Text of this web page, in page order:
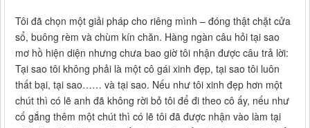
Tôi đã chọn một giải pháp cho riêng mình – đóng thật chặt cửa
sổ, buông rèm và chùm kín chăn. Hàng ngàn câu hỏi tại sao
mơ hồ hiện diện nhưng chưa bao giờ tôi nhận được câu trả lời:
Tại sao tôi không phải là một cô gái xinh đẹp, tại sao tôi luôn
thất bại, tại sao…… và tại sao. Nếu như tôi xinh đẹp hơn một
chút thì có lẽ anh đã không rời bỏ tôi để đi theo cô ấy, nếu như
cố gắng thêm một chút thì có lẽ tôi đã được nhận vào làm tại